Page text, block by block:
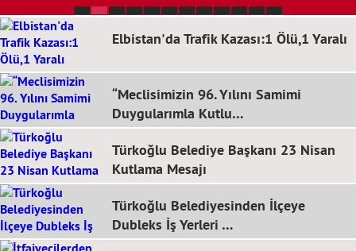
Elbistan'da Trafik Kazası:1 Ölü,1 Yaralı
“Meclisimizin 96. Yılını Samimi
Duygularımla Kutlu…
Türkoğlu Belediye Başkanı 23 Nisan
Kutlama Mesajı
Türkoğlu Belediyesinden İlçeye
Dubleks İş Yerleri …